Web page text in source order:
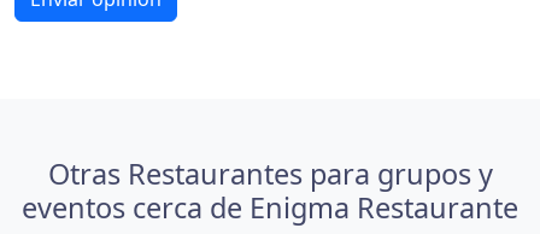
Otras Restaurantes para grupos y
eventos cerca de Enigma Restaurante